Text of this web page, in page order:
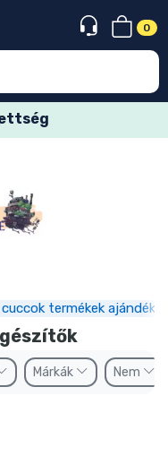
0
termékek
Márkák Nem